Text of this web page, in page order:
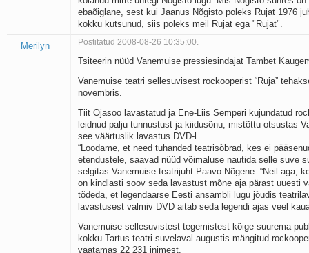
ebaõiglane, sest kui Jaanus Nõgisto poleks Rujat 1976
kokku kutsunud, siis poleks meil Rujat ega "Rujat".
Merilyn Postitatud 2008-08-26 10:35:00.
Tsiteerin nüüd Vanemuise pressiesindajat Tambet
Vanemuise teatri sellesuvisest rockooperist “Ruja”
novembris.
Tiit Ojasoo lavastatud ja Ene-Liis Semperi kujundatud
leidnud palju tunnustust ja kiidusõnu, mistõttu otsustas
see väärtuslik lavastus DVD-l.
“Loodame, et need tuhanded teatrisõbrad, kes ei
etendustele, saavad nüüd võimaluse nautida selle suve
selgitas Vanemuise teatrijuht Paavo Nõgene. “Neil aga,
on kindlasti soov seda lavastust mõne aja pärast uuesti
tõdeda, et legendaarse Eesti ansambli lugu jõudis
lavastusest valmiv DVD aitab seda legendi ajas veel
Vanemuise sellesuvistest tegemistest kõige suurema
kokku Tartus teatri suvelaval augustis mängitud
vaatamas 22 231 inimest.